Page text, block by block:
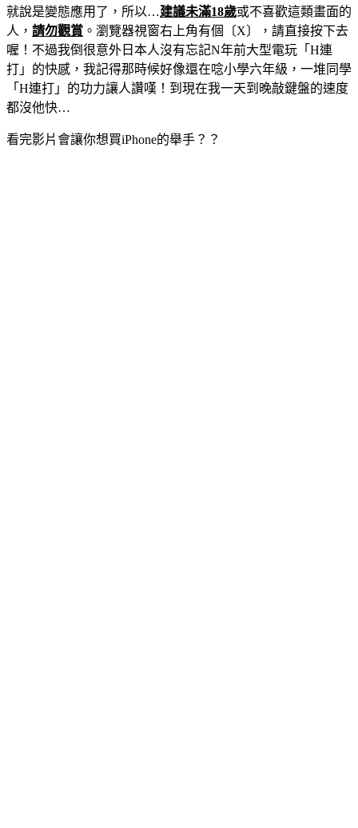
就說是變態應用了，所以…建議未滿18歲或不喜歡這類畫面的
人， 請勿觀賞 。瀏覽器視窗右上角有個〔X〕，請直接按下去
喔！不過我倒很意外日本人沒有忘記N年前大型電玩「H連
打」的快感，我記得那時候好像還在唸小學六年級，一堆同學
「H連打」的功力讓人讚嘆！到現在我一天到晚敲鍵盤的速度
都沒他快…
看完影片會讓你想買iPhone的舉手？？